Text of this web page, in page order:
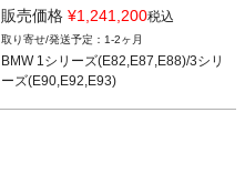
BMW 1シリーズ(E82,E87,E88) 04-13
BMW 3シリーズ(E90,E92,E93) 05-12
販売価格 ¥1,241,200税込
1-2ヶ月
BMW 1シリーズ(E82,E87,E88)/3シリ
ーズ(E90,E92,E93)